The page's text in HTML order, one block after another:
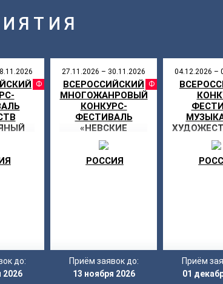
ФЕСТИВАЛЬ
до:
2026
27.11.2026 – 30.11.2026
ВСЕРОССИЙСКИЙ
МНОГОЖАНРОВЫЙ
КОНКУРС-
ФЕСТИВАЛЬ
«НЕВСКИЕ
ЗВЁЗДЫ»
РОССИЯ
Приём заявок до:
13 ноября 2026
04.12.2026 –
Приём
01